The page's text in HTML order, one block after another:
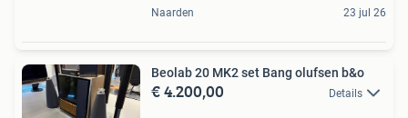
Naarden 23 jul 26
Beolab 20 MK2 set Bang olufsen b&o
€ 4.200,00 Details